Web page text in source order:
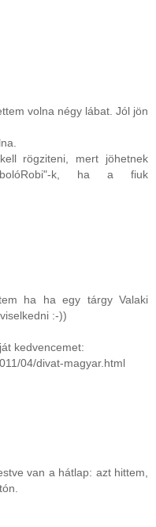
volna négy lábat. Jól jön
rögziteni, mert jöhetnek
k, ha a fiuk
ha ha egy tárgy Valaki
:-))
kedvencemet:
04/divat-magyar.html
van a hátlap: azt hittem,